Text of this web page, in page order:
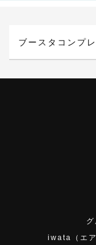
ブースタコンプ
iwata（エア